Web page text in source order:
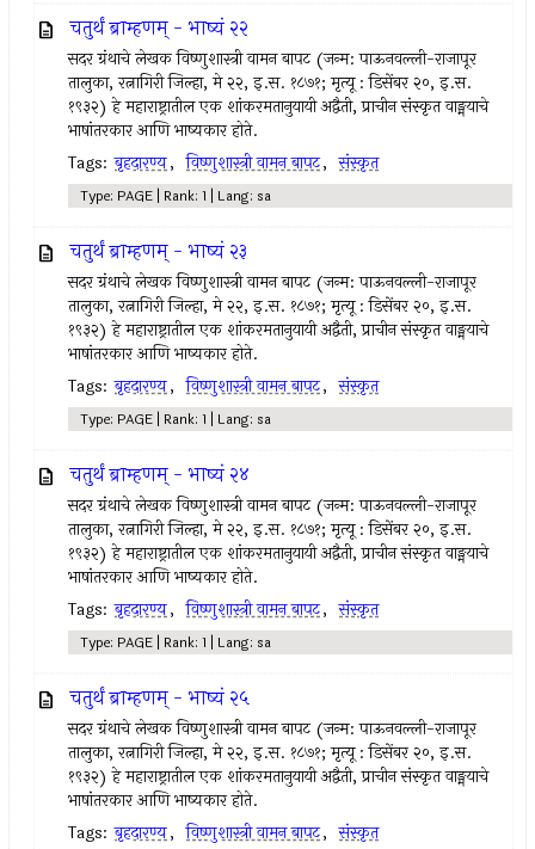
चतुर्थं ब्राम्हणम् - भाष्यं २२
सदर ग्रंथाचे लेखक विष्णुशास्त्री वामन बापट (जन्म: पाऊनवल्ली-राजापूर
तालुका, रत्नागिरी जिल्हा, मे २२, इ.स. १८७१; मृत्यू : डिसेंबर २०, इ.स.
१९३२) हे महाराष्ट्रातील एक शांकरमतानुयायी अद्वैती, प्राचीन संस्कृत वाङ्मयाचे
भाषांतरकार आणि भाष्यकार होते.
Tags: बृहदारण्य, विष्णुशास्त्री वामन बापट, संस्कृत
Type: PAGE | Rank: 1 | Lang: sa
चतुर्थं ब्राम्हणम् - भाष्यं २३
सदर ग्रंथाचे लेखक विष्णुशास्त्री वामन बापट (जन्म: पाऊनवल्ली-राजापूर
तालुका, रत्नागिरी जिल्हा, मे २२, इ.स. १८७१; मृत्यू : डिसेंबर २०, इ.स.
१९३२) हे महाराष्ट्रातील एक शांकरमतानुयायी अद्वैती, प्राचीन संस्कृत वाङ्मयाचे
भाषांतरकार आणि भाष्यकार होते.
Tags: बृहदारण्य, विष्णुशास्त्री वामन बापट, संस्कृत
Type: PAGE | Rank: 1 | Lang: sa
चतुर्थं ब्राम्हणम् - भाष्यं २४
सदर ग्रंथाचे लेखक विष्णुशास्त्री वामन बापट (जन्म: पाऊनवल्ली-राजापूर
तालुका, रत्नागिरी जिल्हा, मे २२, इ.स. १८७१; मृत्यू : डिसेंबर २०, इ.स.
१९३२) हे महाराष्ट्रातील एक शांकरमतानुयायी अद्वैती, प्राचीन संस्कृत वाङ्मयाचे
भाषांतरकार आणि भाष्यकार होते.
Tags: बृहदारण्य, विष्णुशास्त्री वामन बापट, संस्कृत
Type: PAGE | Rank: 1 | Lang: sa
चतुर्थं ब्राम्हणम् - भाष्यं २५
सदर ग्रंथाचे लेखक विष्णुशास्त्री वामन बापट (जन्म: पाऊनवल्ली-राजापूर
तालुका, रत्नागिरी जिल्हा, मे २२, इ.स. १८७१; मृत्यू : डिसेंबर २०, इ.स.
१९३२) हे महाराष्ट्रातील एक शांकरमतानुयायी अद्वैती, प्राचीन संस्कृत वाङ्मयाचे
भाषांतरकार आणि भाष्यकार होते.
Tags: बृहदारण्य, विष्णुशास्त्री वामन बापट, संस्कृत